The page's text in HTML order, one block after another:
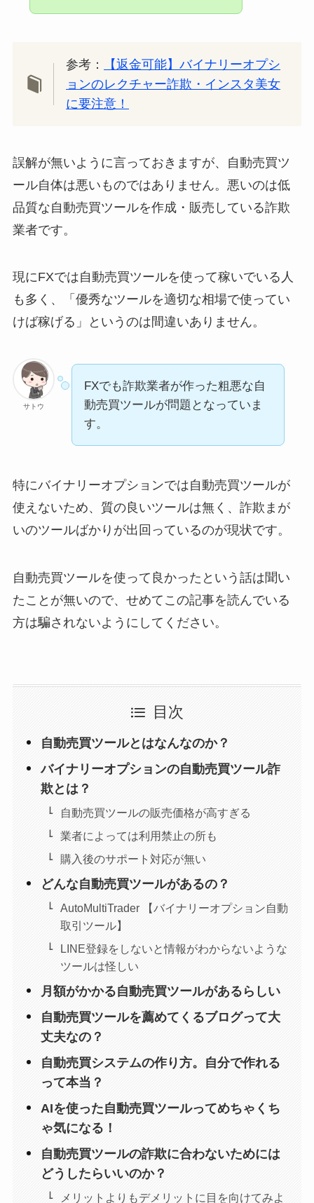
参考：
【返金可能】バイナリーオプシ
ョンのレクチャー詐欺・インスタ美女
に要注意！
誤解が無いように言っておきますが、自動売買ツ
ール自体は悪いものではありません。悪いのは低
品質な自動売買ツールを作成・販売している詐欺
業者です。
現にFXでは自動売買ツールを使って稼いでいる人
も多く、「優秀なツールを適切な相場で使ってい
けば稼げる」というのは間違いありません。
サトウ
FXでも詐欺業者が作った粗悪な自
動売買ツールが問題となっていま
す。
特にバイナリーオプションでは自動売買ツールが
使えないため、質の良いツールは無く、詐欺まが
いのツールばかりが出回っているのが現状です。
自動売買ツールを使って良かったという話は聞い
たことが無いので、せめてこの記事を読んでいる
方は騙されないようにしてください。
目次
自動売買ツールとはなんなのか？
バイナリーオプションの自動売買ツール詐
欺とは？
自動売買ツールの販売価格が高すぎる
業者によっては利用禁止の所も
購入後のサポート対応が無い
どんな自動売買ツールがあるの？
AutoMultiTrader 【バイナリーオプション自動
取引ツール】
LINE登録をしないと情報がわからないような
ツールは怪しい
月額がかかる自動売買ツールがあるらしい
自動売買ツールを薦めてくるブログって大
丈夫なの？
自動売買システムの作り方。自分で作れる
って本当？
AIを使った自動売買ツールってめちゃくち
ゃ気になる！
自動売買ツールの詐欺に合わないためには
どうしたらいいのか？
メリットよりもデメリットに目を向けてみよ